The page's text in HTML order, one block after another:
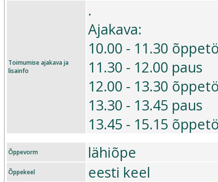
Toimumise ajakava ja
lisainfo
.
Ajakava:
10.00 - 11.30
11.30 - 12.00 paus
12.00 - 13.30
13.30 - 13.45 paus
13.45 - 15.15
Õppevorm lähiõpe
Õppekeel eesti keel